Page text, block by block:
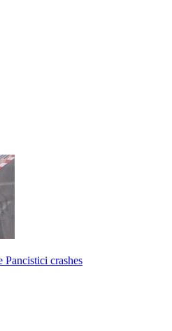
Pancistici crashes